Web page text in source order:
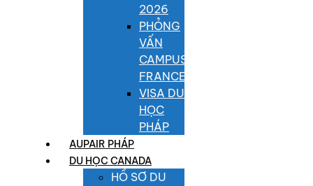
2026
PHỎNG
VẤN
CAMPUS
FRANCE
VISA DU
HỌC
PHÁP
AUPAIR PHÁP
DU HỌC CANADA
HỒ SƠ DU